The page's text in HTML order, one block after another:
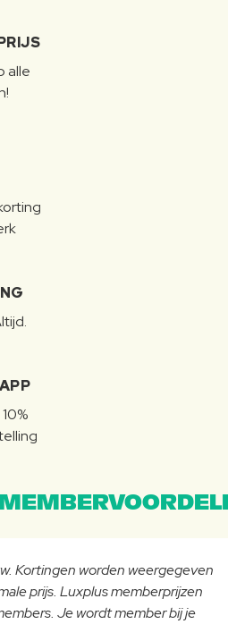
alle
Kortingen worden weergegeven
prijs. Luxplus memberprijzen
Je wordt member bij je